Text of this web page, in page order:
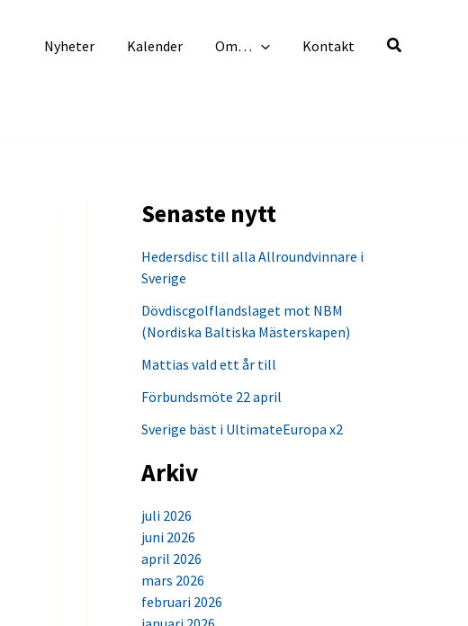
Nyheter Kalender Om… Kontakt
Senaste nytt
Hedersdisc till alla Allroundvinnare i
Sverige
Dövdiscgolflandslaget mot NBM
(Nordiska Baltiska Mästerskapen)
Mattias vald ett år till
Förbundsmöte 22 april
Sverige bäst i UltimateEuropa x2
Arkiv
juli 2026
juni 2026
april 2026
mars 2026
februari 2026